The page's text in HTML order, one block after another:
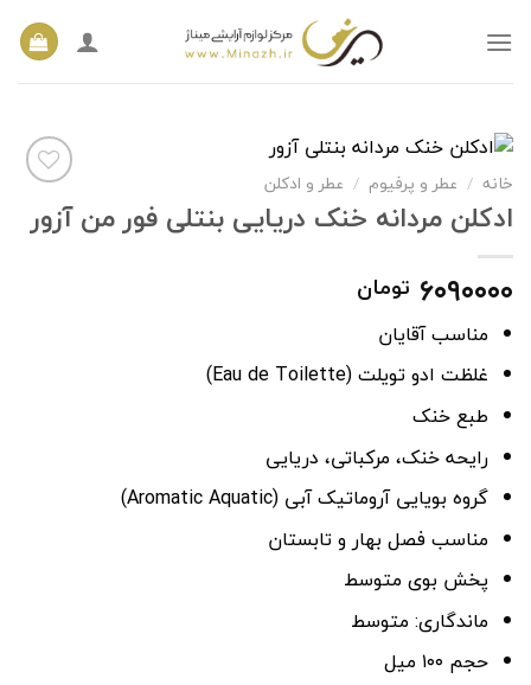
خانه / عطر و پرفیوم / عطر و ادکلن
ادکلن مردانه خنک دریایی بنتلی فور من آزور
۶۰۹۰۰۰۰ تومان
مناسب آقایان
غلظت ادو تویلت (Eau de Toilette)
طبع خنک
رایحه خنک، مرکباتی، دریایی
گروه بویایی آروماتیک آبی (Aromatic Aquatic)
مناسب فصل بهار و تابستان
پخش بوی متوسط
ماندگاری: متوسط
حجم ۱۰۰ میل